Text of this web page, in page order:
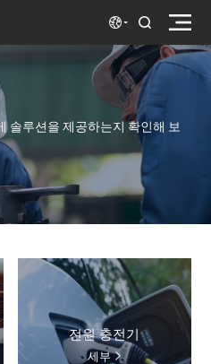
전원 충전기
세부